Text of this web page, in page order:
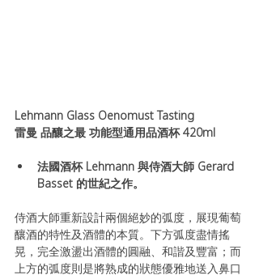
Lehmann Glass Oenomust Tasting
雷曼 品釀之最 功能型通用品酒杯 420ml
法國酒杯 Lehmann 與侍酒大師 Gerard
Basset 的世紀之作。
侍酒大師重新設計兩個絕妙的弧度，展現葡萄
釀酒的特性及酒體的本質。下方弧度盡情搖
晃，完全激盪出酒體的圓融、和諧及豐富；而
上方的弧度則是將熟成的狀態優雅地送入鼻口